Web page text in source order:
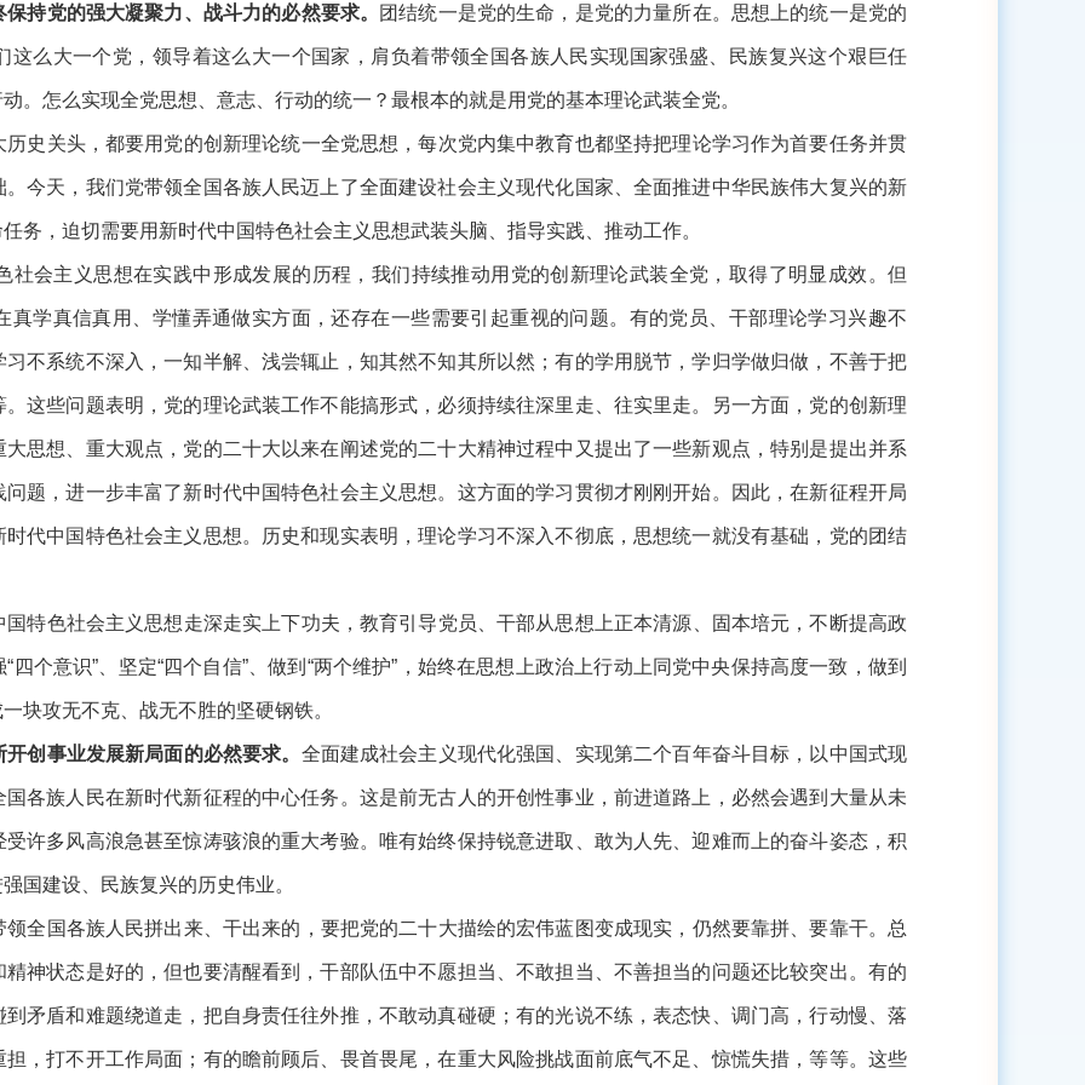
持党的强大凝聚力、战斗力的必然要求。 团结统一是党的生命，是党的力量所在。思想上的统一是党的
这么大一个党，领导着这么大一个国家，肩负着带领全国各族人民实现国家强盛、民族复兴这个艰巨任
。怎么实现全党思想、意志、行动的统一？最根本的就是用党的基本理论武装全党。
史关头，都要用党的创新理论统一全党思想，每次党内集中教育也都坚持把理论学习作为首要任务并贯
今天，我们党带领全国各族人民迈上了全面建设社会主义现代化国家、全面推进中华民族伟大复兴的新
务，迫切需要用新时代中国特色社会主义思想武装头脑、指导实践、推动工作。
会主义思想在实践中形成发展的历程，我们持续推动用党的创新理论武装全党，取得了明显成效。但
真学真信真用、学懂弄通做实方面，还存在一些需要引起重视的问题。有的党员、干部理论学习兴趣不
不系统不深入，一知半解、浅尝辄止，知其然不知其所以然；有的学用脱节，学归学做归做，不善于把
这些问题表明，党的理论武装工作不能搞形式，必须持续往深里走、往实里走。另一方面，党的创新理
思想、重大观点，党的二十大以来在阐述党的二十大精神过程中又提出了一些新观点，特别是提出并系
题，进一步丰富了新时代中国特色社会主义思想。这方面的学习贯彻才刚刚开始。因此，在新征程开局
代中国特色社会主义思想。历史和现实表明，理论学习不深入不彻底，思想统一就没有基础，党的团结
特色社会主义思想走深走实上下功夫，教育引导党员、干部从思想上正本清源、固本培元，不断提高政
“四个意识”、坚定“四个自信”、做到“两个维护”，始终在思想上政治上行动上同党中央保持高度一致，做到
块攻无不克、战无不胜的坚硬钢铁。
创事业发展新局面的必然要求。 全面建成社会主义现代化强国、实现第二个百年奋斗目标，以中国式现
各族人民在新时代新征程的中心任务。这是前无古人的开创性事业，前进道路上，必然会遇到大量从未
许多风高浪急甚至惊涛骇浪的重大考验。唯有始终保持锐意进取、敢为人先、迎难而上的奋斗姿态，积
国建设、民族复兴的历史伟业。
国各族人民拼出来、干出来的，要把党的二十大描绘的宏伟蓝图变成现实，仍然要靠拼、要靠干。总
神状态是好的，但也要清醒看到，干部队伍中不愿担当、不敢担当、不善担当的问题还比较突出。有的
矛盾和难题绕道走，把自身责任往外推，不敢动真碰硬；有的光说不练，表态快、调门高，行动慢、落
，打不开工作局面；有的瞻前顾后、畏首畏尾，在重大风险挑战面前底气不足、惊慌失措，等等。这些